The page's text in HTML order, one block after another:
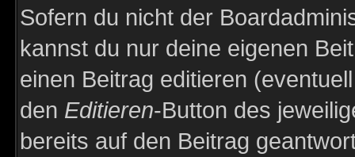
Sofern du nicht der
kannst du nur deine eigenen
einen Beitrag editieren
den Editieren-Button des
bereits auf den Beitrag